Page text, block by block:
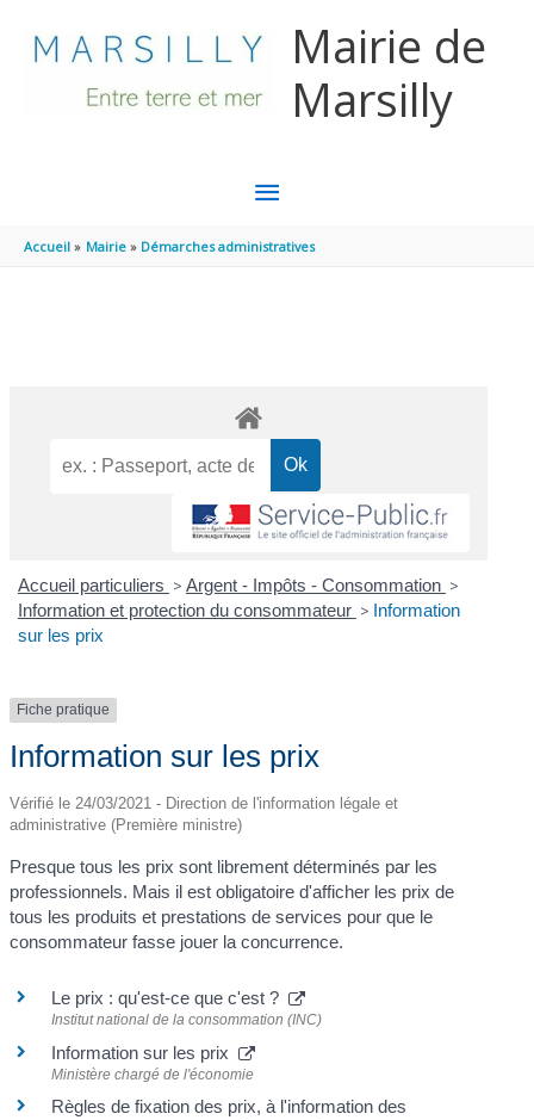
Mairie de
Marsilly
MENU
PRINCIPAL
Accueil Mairie Démarches administratives
Accueil particuliers > Argent - Impôts - Consommation >
Information et protection du consommateur > Information
sur les prix
Fiche pratique
Information sur les prix
Vérifié le 24/03/2021 - Direction de l'information légale et
administrative (Première ministre)
Presque tous les prix sont librement déterminés par les
professionnels. Mais il est obligatoire d'afficher les prix de
tous les produits et prestations de services pour que le
consommateur fasse jouer la concurrence.
Le prix : qu'est-ce que c'est ?
Institut national de la consommation (INC)
Information sur les prix
Ministère chargé de l'économie
Règles de fixation des prix, à l'information des